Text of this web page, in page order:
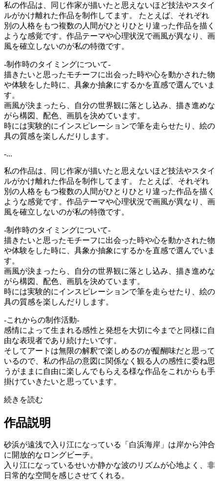
私の作品は、同じ作家が描いたと思えないほど技法やスタイ
ルがかけ離れた作品を制作してます。 たとえば、それぞれ
別の人格をもつ複数の人間がひとりひとり違った作品を描く
ような感覚です。作品テーマや心理状況で画風が異なり、画
風を確立しないのが私の特徴です。
-制作時のタイミングについて-
描きたいと思ったモチーフに出会った時や心を動かされた物
や体験をした時に、具象か抽象にするかを直感で選んでいま
す。
画風が決まったら、自分の世界観に落とし込み、描き進めな
がら構図、配色、画肌を決めています。
時には実験的にインスピレーションで筆を走らせたり、絵の
具の質感を楽しんだりします。
-...
私の作品は、同じ作家が描いたと思えないほど技法やスタイ
ルがかけ離れた作品を制作してます。 たとえば、それぞれ
別の人格をもつ複数の人間がひとりひとり違った作品を描く
ような感覚です。作品テーマや心理状況で画風が異なり、画
風を確立しないのが私の特徴です。
-制作時のタイミングについて-
描きたいと思ったモチーフに出会った時や心を動かされた物
や体験をした時に、具象か抽象にするかを直感で選んでいま
す。
画風が決まったら、自分の世界観に落とし込み、描き進めな
がら構図、配色、画肌を決めています。
時には実験的にインスピレーションで筆を走らせたり、絵の
具の質感を楽しんだりします。
-これからの制作活動-
感情によって生まれる感性と発想を大切に今までと同様に自
由な表現者であり続けたいです。
そしてアートは無限の解釈で楽しめるのが醍醐味だと思って
いるので、私の作品の意図に関係なく観る人の感性に委ね思
うがままに自由に楽しんでもらえる様な作品をこれからも手
掛けていきたいと思っています。
続きを読む
作品説明
砂浜が遠浅で入り江になっている「白浜海岸」は岸から沖合
に開放的なロングビーチ。
入り江になっているせいか静かな波のリズムが心地よく、非
日常的な空間を感じさせてくれる。